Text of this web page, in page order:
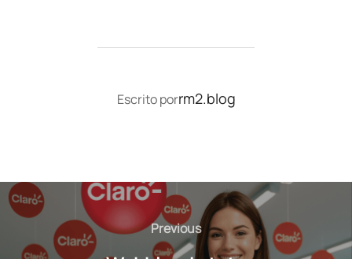
AUTOR DO POST
Escrito porrm2.blog
Navegação
Previous
Previous